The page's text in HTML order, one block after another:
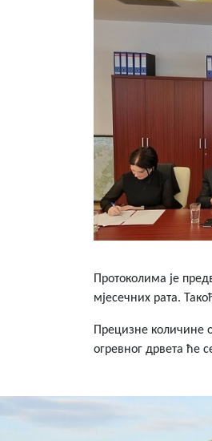
Протоколима је
мјесечних рата.
Прецизне количине
огревног дрвета ће